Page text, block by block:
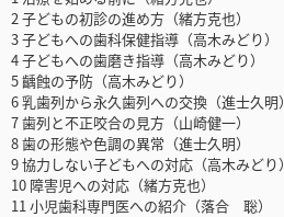
2 子どもの初診の進め方（緒方克也）
3 子どもへの歯科保健指導（高木みどり）
4 子どもへの歯磨き指導（高木みどり）
5 齲蝕の予防（高木みどり）
6 乳歯列から永久歯列への交換（進士久明）
7 歯列と不正咬合の見方（山崎健一）
8 歯の形態や色調の異常（進士久明）
9 協力しない子どもへの対応（高木みどり）
10 障害児への対応（緒方克也）
11 小児歯科専門医への紹介（落合 聡）